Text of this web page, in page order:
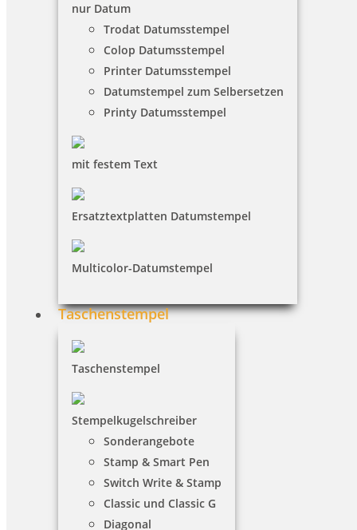
nur Datum
Trodat Datumsstempel
Colop Datumsstempel
Printer Datumsstempel
Datumstempel zum Selbersetzen
Printy Datumsstempel
mit festem Text
Ersatztextplatten Datumstempel
Multicolor-Datumstempel
Taschenstempel
Taschenstempel
Stempelkugelschreiber
Sonderangebote
Stamp & Smart Pen
Switch Write & Stamp
Classic und Classic G
Diagonal